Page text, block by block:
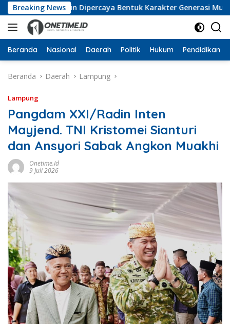
Langsung
ke
konten
Breaking NewsDipercaya Bentuk Karakter Generasi Muda
Beranda Nasional Daerah Politik Hukum Pendidikan
Beranda Daerah Lampung
Lampung
Pangdam XXI/Radin Inten
Mayjend. TNI Kristomei Sianturi
dan Ansyori Sabak Angkon Muakhi
Onetime.id
9 Juli 2026